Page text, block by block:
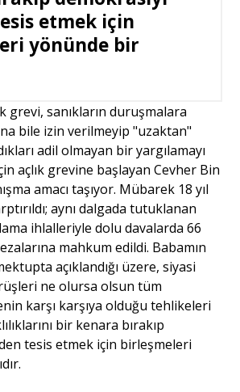
etmek için
yönünde bir
grevi, sanıkların duruşmalara
bile izin verilmeyip "uzaktan"
adil olmayan bir yargılamayı
açlık grevine başlayan Cevher Bin
amacı taşıyor. Mübarek 18 yıl
aynı dalgada tutuklanan
ihlalleriyle dolu davalarda 66
mahkum edildi. Babamın
açıklandığı üzere, siyasi
ne olursa olsun tüm
karşı karşıya olduğu tehlikeleri
bir kenara bırakıp
tesis etmek için birleşmeleri